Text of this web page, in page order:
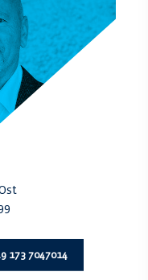
173 7047014